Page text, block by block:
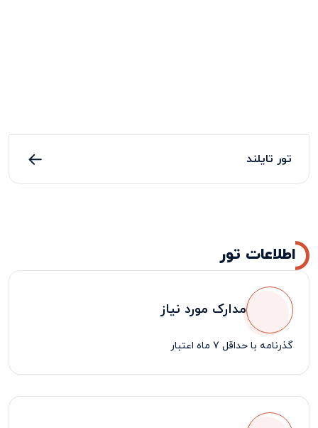
تور تایلند
اطلاعات تور
مدارک مورد نیاز
گذرنامه با حداقل 7 ماه اعتبار